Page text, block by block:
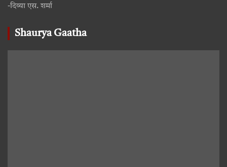
-दिव्या एस. शर्मा
Shaurya Gaatha